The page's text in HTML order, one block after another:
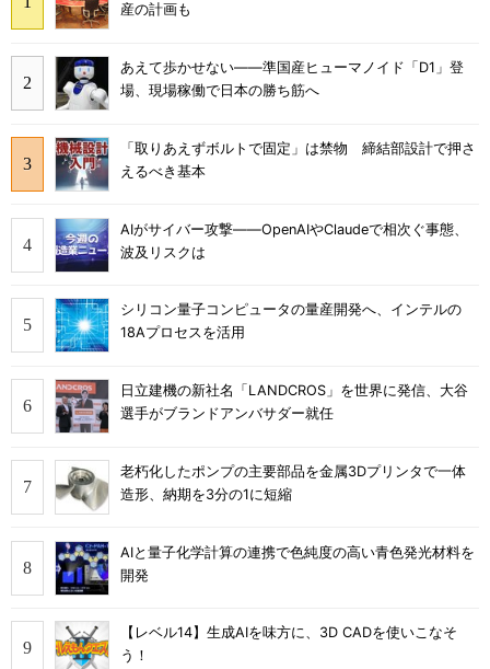
産の計画も
あえて歩かせない――準国産ヒューマノイド「D1」登
場、現場稼働で日本の勝ち筋へ
「取りあえずボルトで固定」は禁物 締結部設計で押さ
えるべき基本
AIがサイバー攻撃――OpenAIやClaudeで相次ぐ事態、
波及リスクは
シリコン量子コンピュータの量産開発へ、インテルの
18Aプロセスを活用
日立建機の新社名「LANDCROS」を世界に発信、大谷
選手がブランドアンバサダー就任
老朽化したポンプの主要部品を金属3Dプリンタで一体
造形、納期を3分の1に短縮
AIと量子化学計算の連携で色純度の高い青色発光材料を
開発
【レベル14】生成AIを味方に、3D CADを使いこなそ
う！